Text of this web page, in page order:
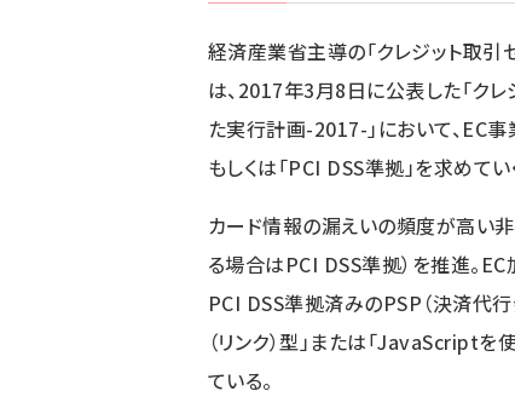
経済産業省主導の「クレジット取引
は、2017年3月8日に公表した「ク
た実行計画-2017-」において、EC
もしくは「PCI DSS準拠」を求めて
カード情報の漏えいの頻度が高い
る場合はPCI DSS準拠）を推進。
PCI DSS準拠済みのPSP（決済代行
（リンク）型」または「JavaScript
ている。